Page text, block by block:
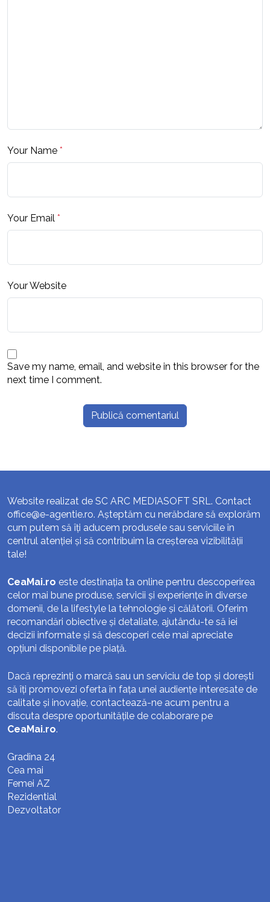
Your Name *
Your Email *
Your Website
Save my name, email, and website in this browser for the
next time I comment.
Website realizat de SC ARC MEDIASOFT SRL. Contact
office@e-agentie.ro. Așteptăm cu nerăbdare să explorăm
cum putem să îți aducem produsele sau serviciile în
centrul atenției și să contribuim la creșterea vizibilității
tale!
CeaMai.ro este destinația ta online pentru descoperirea
celor mai bune produse, servicii și experiențe în diverse
domenii, de la lifestyle la tehnologie și călătorii. Oferim
recomandări obiective și detaliate, ajutându-te să iei
decizii informate și să descoperi cele mai apreciate
opțiuni disponibile pe piață.
Dacă reprezinți o marcă sau un serviciu de top și dorești
să îți promovezi oferta în fața unei audiențe interesate de
calitate și inovație, contactează-ne acum pentru a
discuta despre oportunitățile de colaborare pe
CeaMai.ro.
Gradina 24
Cea mai
Femei AZ
Rezidential
Dezvoltator